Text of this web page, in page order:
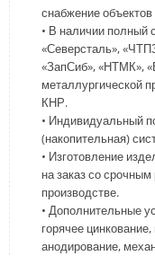
снабжение
• В наличии полный
«Северсталь»,
«ЗапСиб», «НТМК»,
металлургической
КНР.
• Индивидуальный
(накопительная)
• Изготовление
на заказ со
производстве.
• Дополнительные
горячее
анодирование,